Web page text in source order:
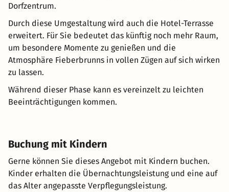
Dorfzentrum.
Durch diese Umgestaltung wird auch die Hotel-Terrasse
erweitert. Für Sie bedeutet das künftig noch mehr Raum,
um besondere Momente zu genießen und die
Atmosphäre Fieberbrunns in vollen Zügen auf sich wirken
zu lassen.
Während dieser Phase kann es vereinzelt zu leichten
Beeinträchtigungen kommen.
Buchung mit Kindern
Gerne können Sie dieses Angebot mit Kindern buchen.
Kinder erhalten die Übernachtungsleistung und eine auf
das Alter angepasste Verpflegungsleistung.